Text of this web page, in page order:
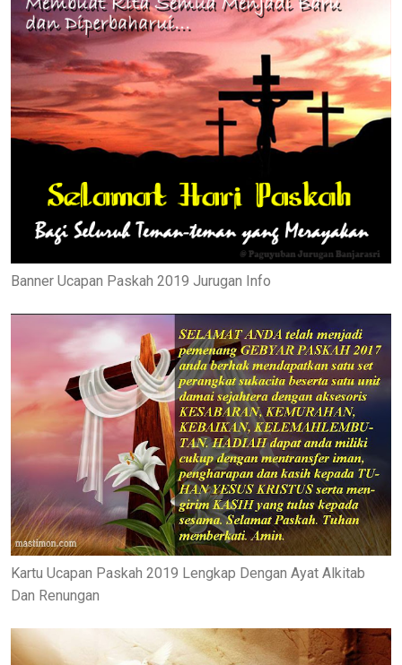
Banner Ucapan Paskah 2019 Jurugan Info
Kartu Ucapan Paskah 2019 Lengkap Dengan Ayat Alkitab
Dan Renungan